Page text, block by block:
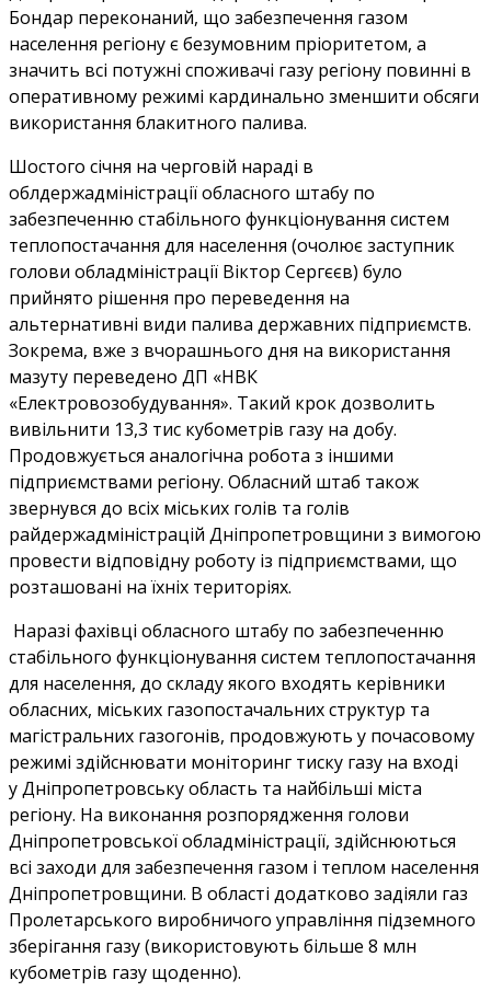
Бондар переконаний, що забезпечення газом
населення регіону є безумовним пріоритетом, а
значить всі потужні споживачі газу регіону повинні в
оперативному режимі кардинально зменшити обсяги
використання блакитного палива.
Шостого січня на черговій нараді в
облдержадміністрації обласного штабу по
забезпеченню стабільного функціонування систем
теплопостачання для населення (очолює заступник
голови обладміністрації Віктор Сергєєв) було
прийнято рішення про переведення на
альтернативні види палива державних підприємств.
Зокрема, вже з вчорашнього дня на використання
мазуту переведено ДП «НВК
«Електровозобудування». Такий крок дозволить
вивільнити 13,3 тис кубометрів газу на добу.
Продовжується аналогічна робота з іншими
підприємствами регіону. Обласний штаб також
звернувся до всіх міських голів та голів
райдержадміністрацій Дніпропетровщини з вимогою
провести відповідну роботу із підприємствами, що
розташовані на їхніх територіях.
Наразі фахівці обласного штабу по забезпеченню
стабільного функціонування систем теплопостачання
для населення, до складу якого входять керівники
обласних, міських газопостачальних структур та
магістральних газогонів, продовжують у почасовому
режимі здійснювати моніторинг тиску газу на вході
у Дніпропетровську область та найбільші міста
регіону. На виконання розпорядження голови
Дніпропетровської обладміністрації, здійснюються
всі заходи для забезпечення газом і теплом населення
Дніпропетровщини. В області додатково задіяли газ
Пролетарського виробничого управління підземного
зберігання газу (використовують більше 8 млн
кубометрів газу щоденно).